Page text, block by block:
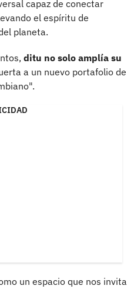
capaz de conectar
el espíritu de
planeta.
ditu no solo amplía su
a un nuevo portafolio de
un espacio que nos invita